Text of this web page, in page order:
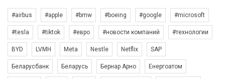
#airbus #apple #bmw #boeing #google #microsoft
#tesla #tiktok #евро #новости компаний #технологии
BYD LVMH Meta Nestle Netflix SAP
Беларусбанк Беларусь Бернар Арно Енергоатом